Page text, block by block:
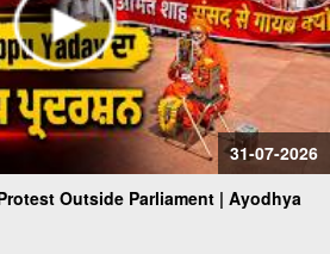
31-07-2026
Outside Parliament | Ayodhya